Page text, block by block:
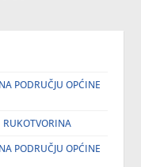
PODRUČJU OPĆINE
PODRUČJU OPĆINE